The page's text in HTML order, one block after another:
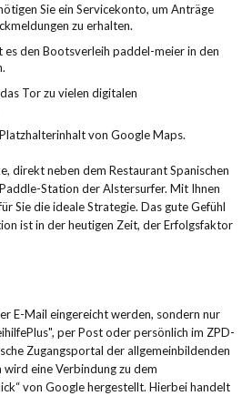
Sie ein Servicekonto, um Anträge
zu erhalten.
es den Bootsverleih paddel-meier in den
Tor zu vielen digitalen
von Google Maps.
direkt neben dem Restaurant Spanischen
Station der Alstersurfer. Mit Ihnen
Sie die ideale Strategie. Das gute Gefühl
ist in der heutigen Zeit, der Erfolgsfaktor
E-Mail eingereicht werden, sondern nur
per Post oder persönlich im ZPD-
Zugangsportal der allgemeinbildenden
wird eine Verbindung zu dem
von Google hergestellt. Hierbei handelt